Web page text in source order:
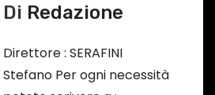
Di Redazione
Direttore : SERAFINI
Stefano Per ogni necessità